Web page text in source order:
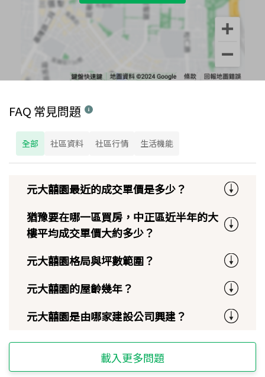
FAQ 常見問題
全部 社區資料 社區行情 生活機能
元大囍園最近的成交單價是多少？
猶豫要在哪一區買房，中正區近半年的大
樓平均成交單價大約多少？
元大囍園格局與坪數範圍？
元大囍園的屋齡幾年？
元大囍園是由哪家建設公司興建？
載入更多問題